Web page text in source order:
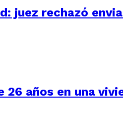
juez rechazó
26 años en una